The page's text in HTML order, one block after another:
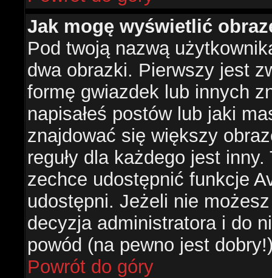
Jak mogę wyświetlić
Pod twoją nazwą
dwa obrazki. Pierwszy jest
formę gwiazdek lub innych
napisałeś postów lub jaki
znajdować się większy
reguły dla każdego jest
zechce udostępnić funkcje
udostępni. Jeżeli nie
decyzja administratora i do
powód (na pewno jest
Powrót do góry